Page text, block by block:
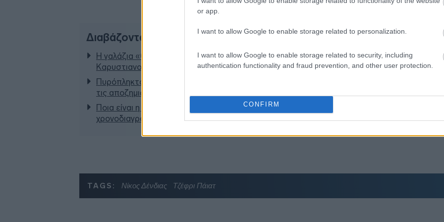
or app.
I want to allow Google to enable storage related to personalization.
I want to allow Google to enable storage related to security, including
authentication functionality and fraud prevention, and other user protection.
CONFIRM
Διαβάζονται αυτή τη στιγμή
Η γαλάζια «θετική ατζέντα» στο δρόμο για το 2027 - Το παράπονο της
Καρυστιανού - Στον ΣΥΡΙΖΑ μελετούν Ιστορία
Πυρόπληκτοι: Τι σημαίνουν τα «πράσινα», «κίτρινα» και «κόκκινα» σπίτια για
τις αποζημιώσεις
Ποια είναι η (κυβερνητική) λίστα με τα μεγάλα οδικά έργα και τα εκτιμώμενα
χρονοδιαγράμματα
19:15
TAGS: Νίκος Δένδιας Τζέφρι Πάιατ